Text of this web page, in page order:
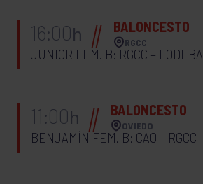
16:00h BALONCESTO
RGCC
JUNIOR FEM. B: RGCC – FODEBA
11:00h BALONCESTO
OVIEDO
BENJAMÍN FEM. B: CAO – RGCC